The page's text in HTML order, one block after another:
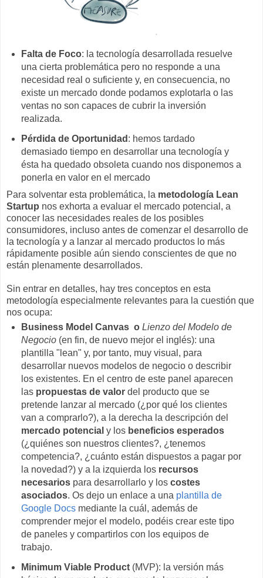
Falta de Foco: la tecnología desarrollada resuelve
una cierta problemática pero no responde a una
necesidad real o suficiente y, en consecuencia, no
existe un mercado donde podamos explotarla o las
ventas no son capaces de cubrir la inversión
realizada.
Pérdida de Oportunidad : hemos tardado
demasiado tiempo en desarrollar una tecnología y
ésta ha quedado obsoleta cuando nos disponemos a
ponerla en valor en el mercado
Para solventar esta problemática, la metodología Lean
Startup nos exhorta a evaluar el mercado potencial, a
conocer las necesidades reales de los posibles
consumidores, incluso antes de comenzar el desarrollo de
la tecnología y a lanzar al mercado productos lo más
rápidamente posible aún siendo conscientes de que no
están plenamente desarrollados.
Sin entrar en detalles, hay tres conceptos en esta
metodología especialmente relevantes para la cuestión que
nos ocupa:
Business Model Canvas o Lienzo del Modelo de
Negocio(en fin, de nuevo mejor el inglés): una
plantilla "lean" y, por tanto, muy visual, para
desarrollar nuevos modelos de negocio o describir
los existentes. En el centro de este panel aparecen
las propuestas de valordel producto que se
pretende lanzar al mercado (¿por qué los clientes
van a comprarlo?), a la derecha la descripción del
mercado potencial y losbeneficios esperados
(¿quiénes son nuestros clientes?, ¿tenemos
competencia?, ¿cuánto están dispuestos a pagar por
la novedad?) y a la izquierda los recursos
necesariospara desarrollarlo y los costes
asociados. Os dejo un enlace a una plantilla de
Google Docsmediante la cuál, además de
comprender mejor el modelo, podéis crear este tipo
de paneles y compartirlos con los equipos de
trabajo.
Minimum Viable Product(MVP): la versión más